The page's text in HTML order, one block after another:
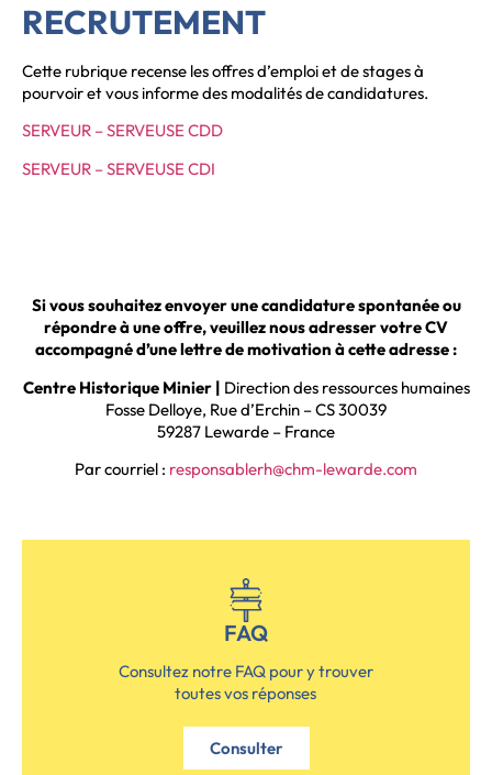
RECRUTEMENT
Cette rubrique recense les offres d’emploi et de stages à
pourvoir et vous informe des modalités de candidatures.
SERVEUR – SERVEUSE CDD
SERVEUR – SERVEUSE CDI
Si vous souhaitez envoyer une candidature spontanée ou
répondre à une offre, veuillez nous adresser votre CV
accompagné d’une lettre de motivation à cette adresse :
Centre Historique Minier | Direction des ressources humaines
Fosse Delloye, Rue d’Erchin – CS 30039
59287 Lewarde – France
Par courriel : responsablerh@chm-lewarde.com
FAQ
Consultez notre FAQ pour y trouver
toutes vos réponses
Consulter